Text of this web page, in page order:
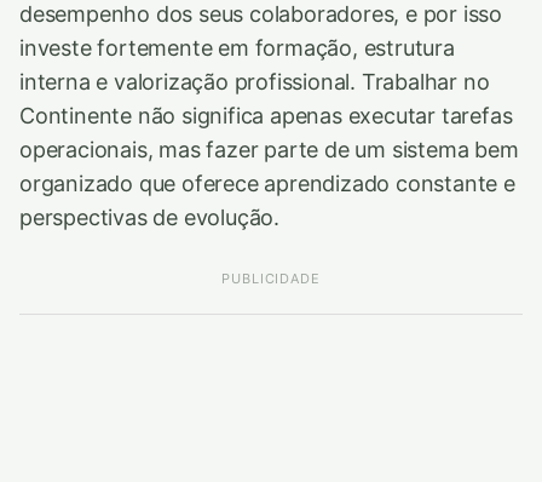
desempenho dos seus colaboradores, e por isso
investe fortemente em formação, estrutura
interna e valorização profissional. Trabalhar no
Continente não significa apenas executar tarefas
operacionais, mas fazer parte de um sistema bem
organizado que oferece aprendizado constante e
perspectivas de evolução.
PUBLICIDADE